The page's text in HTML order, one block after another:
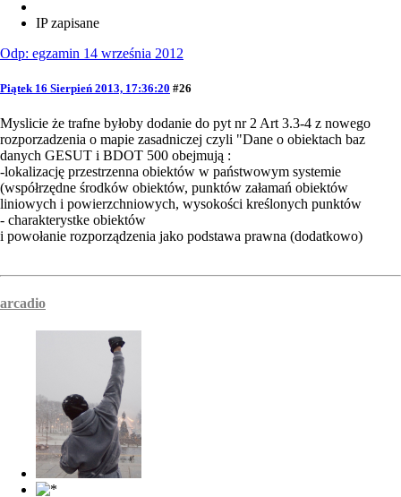
IP zapisane
Odp: egzamin 14 września 2012
Piątek 16 Sierpień 2013, 17:36:20 #26
Myslicie że trafne byłoby dodanie do pyt nr 2 Art 3.3-4 z nowego
rozporzadzenia o mapie zasadniczej czyli "Dane o obiektach baz
danych GESUT i BDOT 500 obejmują :
-lokalizację przestrzenna obiektów w państwowym systemie
(współrzędne środków obiektów, punktów załamań obiektów
liniowych i powierzchniowych, wysokości kreślonych punktów
- charakterystke obiektów
i powołanie rozporządzenia jako podstawa prawna (dodatkowo)
arcadio